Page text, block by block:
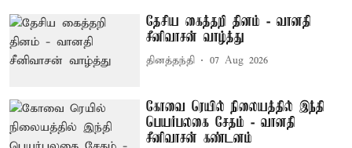
தேசிய கைத்தறி தினம் - வானதி
சீனிவாசன் வாழ்த்து
தினத்தந்தி 07 Aug 2026
கோவை ரெயில் நிலையத்தில் இந்தி
பெயர்பலகை சேதம் - வானதி
சீனிவாசன் கண்டனம்